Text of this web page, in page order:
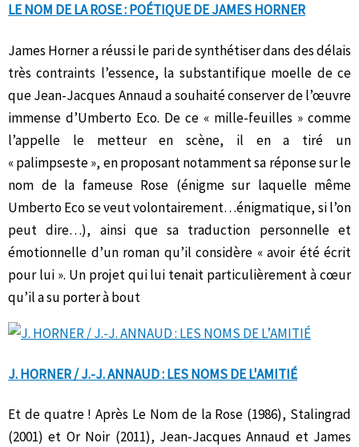
LE NOM DE LA ROSE : POÉTIQUE DE JAMES HORNER
James Horner a réussi le pari de synthétiser dans des délais
très contraints l’essence, la substantifique moelle de ce
que Jean-Jacques Annaud a souhaité conserver de l’œuvre
immense d’Umberto Eco. De ce « mille-feuilles » comme
l’appelle le metteur en scène, il en a tiré un
« palimpseste », en proposant notamment sa réponse sur le
nom de la fameuse Rose (énigme sur laquelle même
Umberto Eco se veut volontairement…énigmatique, si l’on
peut dire…), ainsi que sa traduction personnelle et
émotionnelle d’un roman qu’il considère « avoir été écrit
pour lui ». Un projet qui lui tenait particulièrement à cœur
qu’il a su porter à bout
J. HORNER / J.-J. ANNAUD : LES NOMS DE L'AMITIÉ
Et de quatre ! Après Le Nom de la Rose (1986), Stalingrad
(2001) et Or Noir (2011), Jean-Jacques Annaud et James